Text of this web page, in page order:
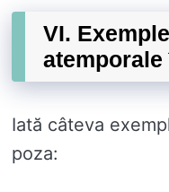
VI.
atemporale
Iată câteva
poza: